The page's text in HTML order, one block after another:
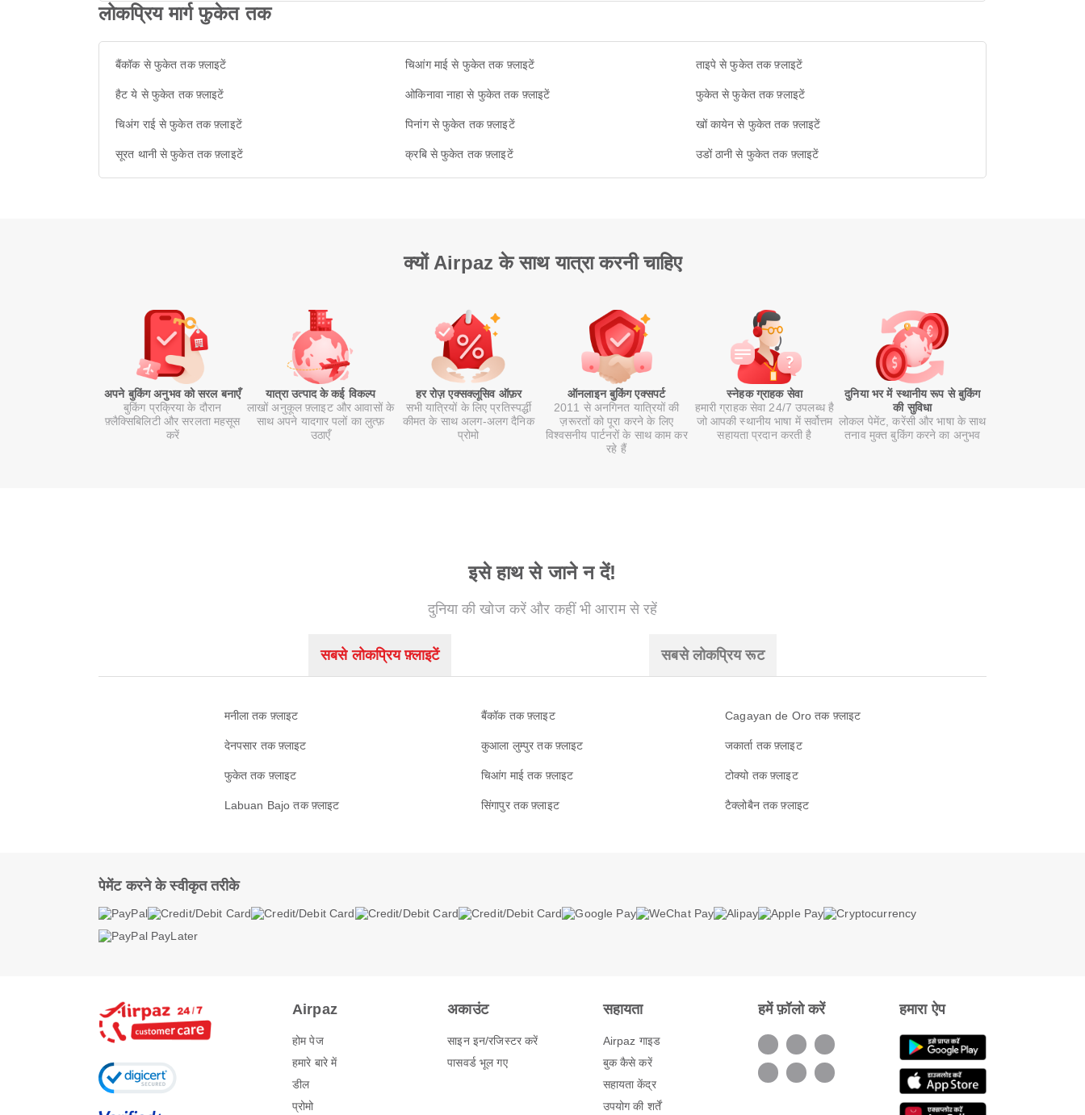
लोकप्रिय मार्ग फुकेत तक
बैंकॉक से फुकेत तक फ़्लाइटें चिआंग माई से फुकेत तक फ़्लाइटें ताइपे से फुकेत तक फ़्लाइटें
हैट ये से फुकेत तक फ़्लाइटें ओकिनावा नाहा से फुकेत तक फ़्लाइटें फुकेत से फुकेत तक फ़्लाइटें
चिअंग राई से फुकेत तक फ़्लाइटें पिनांग से फुकेत तक फ़्लाइटें खों कायेन से फुकेत तक फ़्लाइटें
सूरत थानी से फुकेत तक फ़्लाइटें क्रबि से फुकेत तक फ़्लाइटें उडों ठानी से फुकेत तक फ़्लाइटें
क्यों Airpaz के साथ यात्रा करनी चाहिए
अपने बुकिंग अनुभव को सरल बनाएँ
बुकिंग प्रक्रिया के दौरान
फ़्लैक्सिबिलिटी और सरलता महसूस
करें
यात्रा उत्पाद के कई विकल्प
लाखों अनुकूल फ़्लाइट और आवासों के
साथ अपने यादगार पलों का लुत्फ़
उठाएँ
हर रोज़ एक्सक्लूसिव ऑफ़र
सभी यात्रियों के लिए प्रतिस्पर्द्धी
कीमत के साथ अलग-अलग दैनिक
प्रोमो
ऑनलाइन बुकिंग एक्सपर्ट
2011 से अनगिनत यात्रियों की
ज़रूरतों को पूरा करने के लिए
विश्वसनीय पार्टनरों के साथ काम कर
रहे हैं
स्नेहक ग्राहक सेवा
हमारी ग्राहक सेवा 24/7 उपलब्ध है
जो आपकी स्थानीय भाषा में सर्वोत्तम
सहायता प्रदान करती है
दुनिया भर में स्थानीय रूप से बुकिंग
की सुविधा
लोकल पेमेंट, करेंसी और भाषा के साथ
तनाव मुक्त बुकिंग करने का अनुभव
इसे हाथ से जाने न दें!
दुनिया की खोज करें और कहीं भी आराम से रहें
सबसे लोकप्रिय फ़्लाइटें सबसे लोकप्रिय रूट
मनीला तक फ़्लाइट बैंकॉक तक फ़्लाइट Cagayan de Oro तक फ़्लाइट
देनपसार तक फ़्लाइट कुआला लुम्पुर तक फ़्लाइट जकार्ता तक फ़्लाइट
फुकेत तक फ़्लाइट चिआंग माई तक फ़्लाइट टोक्यो तक फ़्लाइट
Labuan Bajo तक फ़्लाइट सिंगापुर तक फ़्लाइट टैक्लोबैन तक फ़्लाइट
पेमेंट करने के स्वीकृत तरीके
Airpaz
होम पेज
हमारे बारे में
डील
प्रोमो
अकाउंट
साइन इन/रजिस्टर करें
पासवर्ड भूल गए
सहायता
Airpaz गाइड
बुक कैसे करें
सहायता केंद्र
उपयोग की शर्तें
हमें फ़ॉलो करें हमारा ऐप